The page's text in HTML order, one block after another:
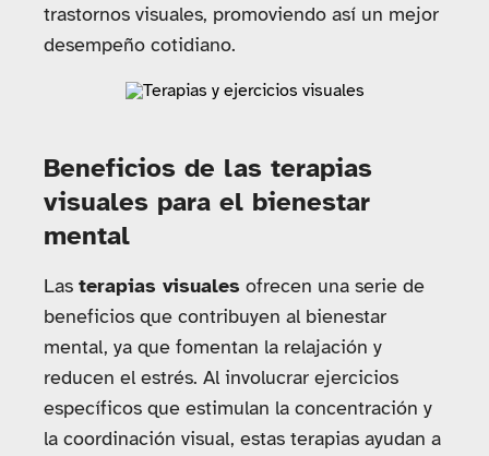
trastornos visuales, promoviendo así un mejor
desempeño cotidiano.
Beneficios de las terapias
visuales para el bienestar
mental
Las terapias visuales ofrecen una serie de
beneficios que contribuyen al bienestar
mental, ya que fomentan la relajación y
reducen el estrés. Al involucrar ejercicios
específicos que estimulan la concentración y
la coordinación visual, estas terapias ayudan a